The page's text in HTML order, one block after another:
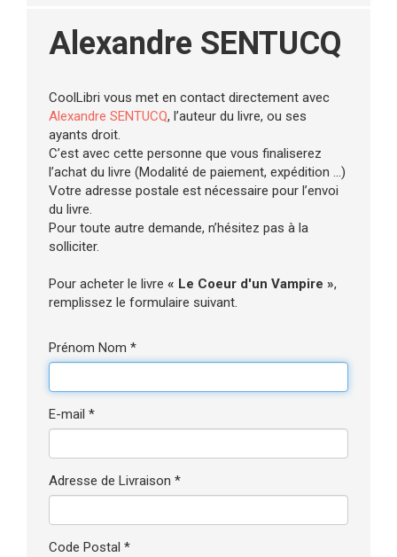
Alexandre SENTUCQ
CoolLibri vous met en contact directement avec
Alexandre SENTUCQ, l’auteur du livre, ou ses
ayants droit.
C’est avec cette personne que vous finaliserez
l’achat du livre (Modalité de paiement, expédition ...)
Votre adresse postale est nécessaire pour l’envoi
du livre.
Pour toute autre demande, n’hésitez pas à la
solliciter.
Pour acheter le livre « Le Coeur d'un Vampire »,
remplissez le formulaire suivant.
Prénom Nom *
E-mail *
Adresse de Livraison *
Code Postal *